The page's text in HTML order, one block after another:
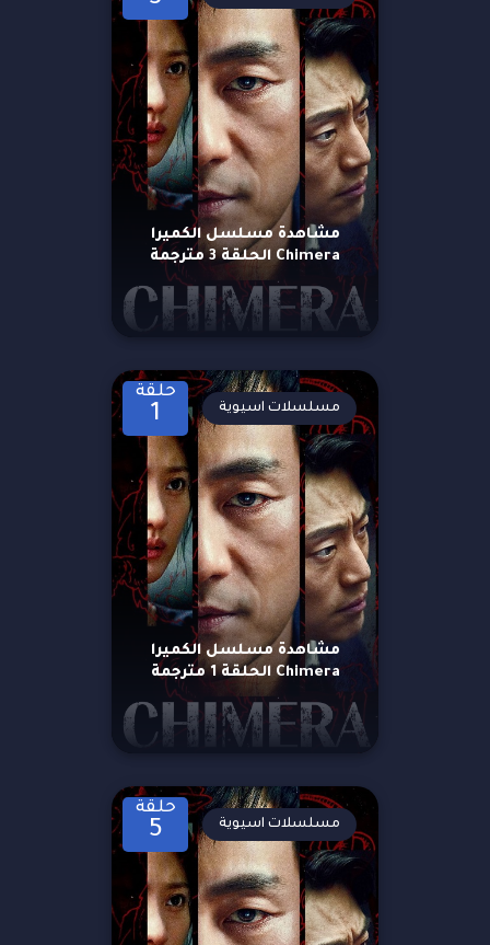
مشاهدة مسلسل الكميرا
Chimera الحلقة 3 مترجمة
حلقة
1
مشاهدة مسلسل الكميرا
Chimera الحلقة 1 مترجمة
مسلسلات اسيوية
حلقة
5 مسلسلات اسيوية